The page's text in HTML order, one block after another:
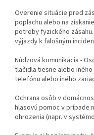
Overenie situácie pred
poplachu alebo na
potreby fyzického
výjazdy k falošným
Núdzová komunikácia -
tlačidla tiesne alebo
telefónu alebo iného
Ochrana osôb v
hlasovú pomoc v prípade
ohrozenia (napr. v